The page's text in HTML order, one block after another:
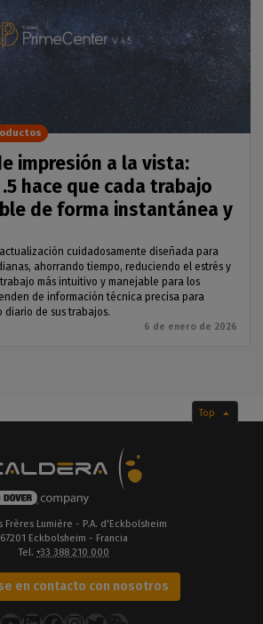
impresión a la vista:
hace que cada trabajo
de forma instantánea y
cuidadosamente diseñada para
ahorrando tiempo, reduciendo el estrés y
más intuitivo y manejable para los
de información técnica precisa para
diario de sus trabajos.
6 de enero de 2026
Top
Frères Lumière - P.A. d'Eckbolsheim
67201 Eckbolsheim - Francia
Tel. +33 388 210 000
en contacto con nosotros